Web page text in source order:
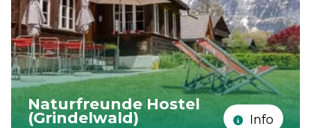
Naturfreunde Hostel
(Grindelwald) Info